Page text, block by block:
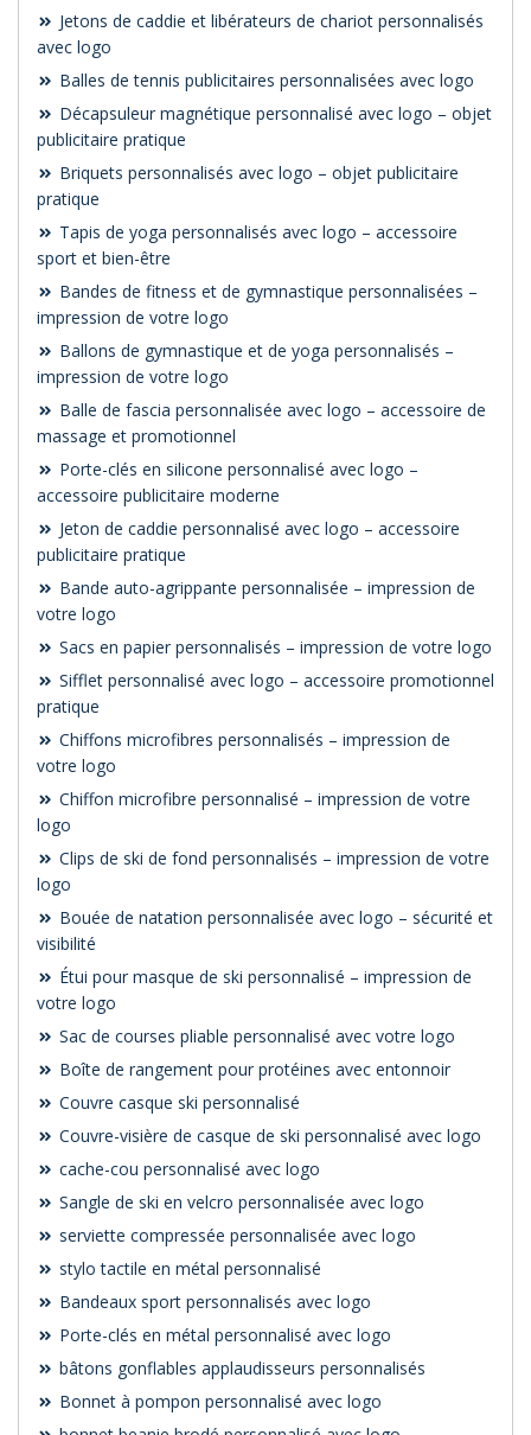
Jetons de caddie et libérateurs de chariot personnalisés
avec logo
Balles de tennis publicitaires personnalisées avec logo
Décapsuleur magnétique personnalisé avec logo – objet
publicitaire pratique
Briquets personnalisés avec logo – objet publicitaire
pratique
Tapis de yoga personnalisés avec logo – accessoire
sport et bien-être
Bandes de fitness et de gymnastique personnalisées –
impression de votre logo
Ballons de gymnastique et de yoga personnalisés –
impression de votre logo
Balle de fascia personnalisée avec logo – accessoire de
massage et promotionnel
Porte-clés en silicone personnalisé avec logo –
accessoire publicitaire moderne
Jeton de caddie personnalisé avec logo – accessoire
publicitaire pratique
Bande auto-agrippante personnalisée – impression de
votre logo
Sacs en papier personnalisés – impression de votre logo
Sifflet personnalisé avec logo – accessoire promotionnel
pratique
Chiffons microfibres personnalisés – impression de
votre logo
Chiffon microfibre personnalisé – impression de votre
logo
Clips de ski de fond personnalisés – impression de votre
logo
Bouée de natation personnalisée avec logo – sécurité et
visibilité
Étui pour masque de ski personnalisé – impression de
votre logo
Sac de courses pliable personnalisé avec votre logo
Boîte de rangement pour protéines avec entonnoir
Couvre casque ski personnalisé
Couvre-visière de casque de ski personnalisé avec logo
cache-cou personnalisé avec logo
Sangle de ski en velcro personnalisée avec logo
serviette compressée personnalisée avec logo
stylo tactile en métal personnalisé
Bandeaux sport personnalisés avec logo
Porte-clés en métal personnalisé avec logo
bâtons gonflables applaudisseurs personnalisés
Bonnet à pompon personnalisé avec logo